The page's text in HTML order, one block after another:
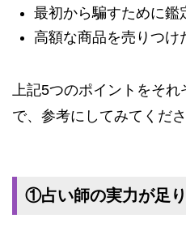
最初から騙すために鑑
高額な商品を売りつけ
上記5つのポイントをそ
で、参考にしてみてくださ
①占い師の実力が足